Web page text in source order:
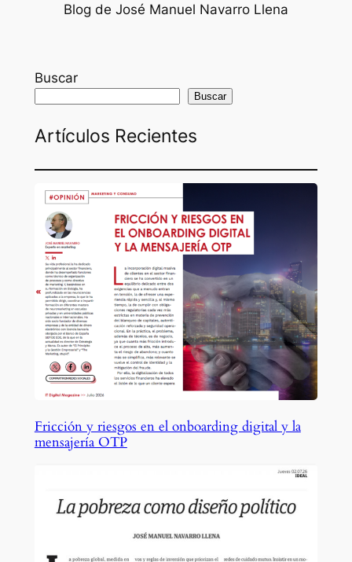
Blog de José Manuel Navarro Llena
Buscar
Buscar
Artículos Recientes
Fricción y riesgos en el onboarding digital y la
mensajería OTP